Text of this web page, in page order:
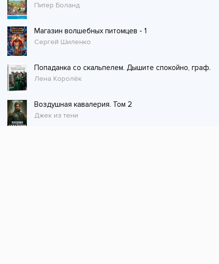
Питер Боланд
Магазин волшебных питомцев - 1
Сергей Шиленко
Попаданка со скальпелем. Дышите спокойно, граф.
Лена Королёк
Воздушная кавалерия. Том 2
Джек из тени